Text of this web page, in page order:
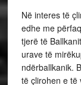
Në interes të
edhe me
tjerë të
urave të
ndërballkanik.
të çlirohen e të